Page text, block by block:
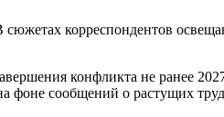
корреспондентов
конфликта не ранее
фоне сообщений о растущих